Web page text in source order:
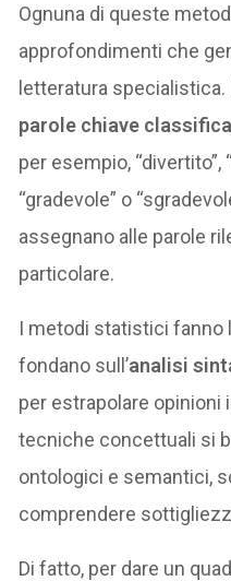
Ognuna di queste
approfondimenti che
letteratura specialistica.
parole chiave
per esempio, “divertito”,
“gradevole” o
assegnano alle parole
particolare.
I metodi statistici fanno
fondano sull’analisi
per estrapolare opinioni
tecniche concettuali si
ontologici e semantici,
comprendere
Di fatto, per dare un